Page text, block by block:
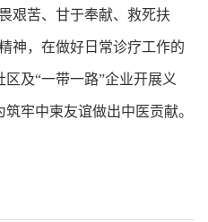
艰苦、甘于奉献、救死扶
神，在做好日常诊疗工作的
及“一带一路”企业开展义
牢中柬友谊做出中医贡献。